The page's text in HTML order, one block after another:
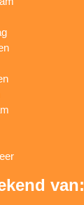
van: